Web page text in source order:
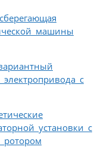
машины
с
установки с